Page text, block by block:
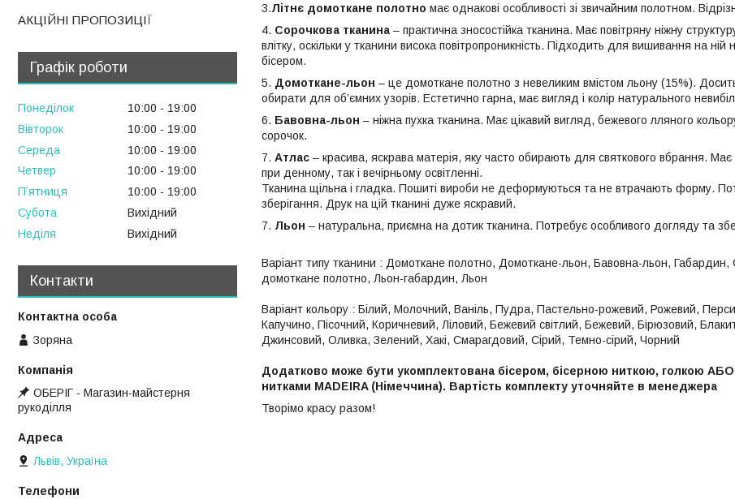
3.Літнє домоткане полотно має однакові особливості зі звичайним полотном.
4. Сорочкова тканина – практична зносостійка тканина. Має повітряну ніжну
влітку, оскільки у тканини висока повітропроникність. Підходить для вишивання на
бісером.
5. Домоткане-льон – це домоткане полотно з невеликим вмістом льону (15%).
обирати для об’ємних узорів. Естетично гарна, має вигляд і колір натурального
6. Бавовна-льон – ніжна пухка тканина. Має цікавий вигляд, бежевого лляного
сорочок.
7. Атлас – красива, яскрава матерія, яку часто обирають для святкового вбрання.
при денному, так і вечірньому освітленні.
Тканина щільна і гладка. Пошиті вироби не деформуються та не втрачають форму.
зберігання. Друк на цій тканині дуже яскравий.
7. Льон – натуральна, приємна на дотик тканина. Потребує особливого догляду та
Варіант типу тканини : Домоткане полотно, Домоткане-льон, Бавовна-льон, Габардин,
домоткане полотно, Льон-габардин, Льон
Варіант кольору : Білий, Молочний, Ваніль, Пудра, Пастельно-рожевий, Рожевий,
Капучино, Пісочний, Коричневий, Ліловий, Бежевий світлий, Бежевий, Бірюзовий,
Джинсовий, Оливка, Зелений, Хакі, Смарагдовий, Сірий, Темно-сірий, Чорний
Додатково може бути укомплектована бісером, бісерною ниткою, голкою
нитками MADEIRA (Німеччина). Вартість комплекту уточняйте в менеджера
Творімо красу разом!
АКЦІЙНІ ПРОПОЗИЦІЇ
Графік роботи
Понеділок 10:00
19:00
Вівторок
10:00
19:00
Середа
10:00
19:00
Четвер
10:00
19:00
Пʼятниця
10:00
19:00
Субота
Вихідний
Неділя
Вихідний
Контакти
Зоряна
ОБЕРІГ - Магазин-майстерня
рукоділля
Львів, Україна